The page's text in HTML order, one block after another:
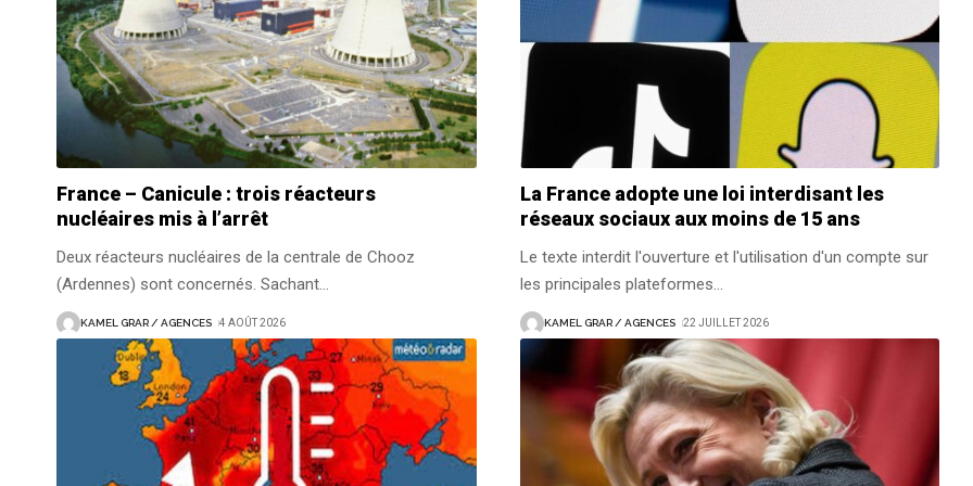
France – Canicule : trois réacteurs
nucléaires mis à l’arrêt
Deux réacteurs nucléaires de la centrale de Chooz
(Ardennes) sont concernés. Sachant…
KAMEL GRAR / AGENCES 4 AOÛT 2026
La France adopte une loi interdisant les
réseaux sociaux aux moins de 15 ans
Le texte interdit l'ouverture et l'utilisation d'un compte sur
les principales plateformes…
KAMEL GRAR / AGENCES 22 JUILLET 2026